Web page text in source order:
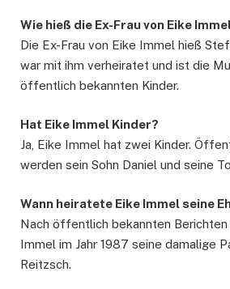
Wie hieß die Ex-Frau von Eike
Die Ex-Frau von Eike Immel hieß
war mit ihm verheiratet und ist die
öffentlich bekannten Kinder.
Hat Eike Immel Kinder?
Ja, Eike Immel hat zwei Kinder.
werden sein Sohn Daniel und seine
Wann heiratete Eike Immel seine
Nach öffentlich bekannten
Immel im Jahr 1987 seine damalige
Reitzsch.